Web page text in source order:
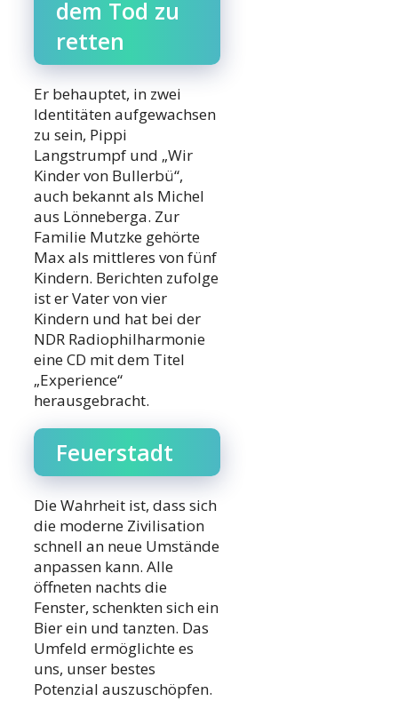
dem Tod zu
retten
Er behauptet, in zwei
Identitäten aufgewachsen
zu sein, Pippi
Langstrumpf und „Wir
Kinder von Bullerbü“,
auch bekannt als Michel
aus Lönneberga. Zur
Familie Mutzke gehörte
Max als mittleres von fünf
Kindern. Berichten zufolge
ist er Vater von vier
Kindern und hat bei der
NDR Radiophilharmonie
eine CD mit dem Titel
„Experience“
herausgebracht.
Feuerstadt
Die Wahrheit ist, dass sich
die moderne Zivilisation
schnell an neue Umstände
anpassen kann. Alle
öffneten nachts die
Fenster, schenkten sich ein
Bier ein und tanzten. Das
Umfeld ermöglichte es
uns, unser bestes
Potenzial auszuschöpfen.